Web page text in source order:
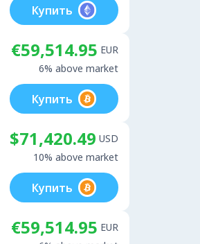
Купить
€59,514.95 EUR
6% above market
Купить
$71,420.49 USD
10% above market
Купить
€59,514.95 EUR